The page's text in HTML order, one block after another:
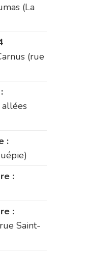
(La
(rue
allées
:
:
:
Saint-